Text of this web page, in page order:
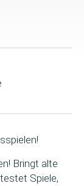
Bringt alte
Spiele,